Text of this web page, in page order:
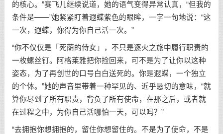
的核心。”赛飞儿继续说道，她的语气变得异常认真，“但我的
条件是——”她紧紧盯着遐蝶紫色的眼眸，一字一句地说：“这
一次，遐蝶，你得为你自己活一次。”
“你不仅仅是「死荫的侍女」，不只是逐火之旅中履行职责的
一枚螺丝钉。阿格莱雅把你捡回来，可不是为了让你以这种
姿态，为了再创世的口号白白送死的。你是遐蝶，一个独立
的个体。”她的声音里带着一种罕见的、近乎恳切的意味，“就
算你尽到了所有职责，背负了所有使命，在那之后，或者就
在过程之中，为你自己活哪怕一天，可以吗？”
“去拥抱你想拥抱的，留住你想留住的。不是为了使命，不是